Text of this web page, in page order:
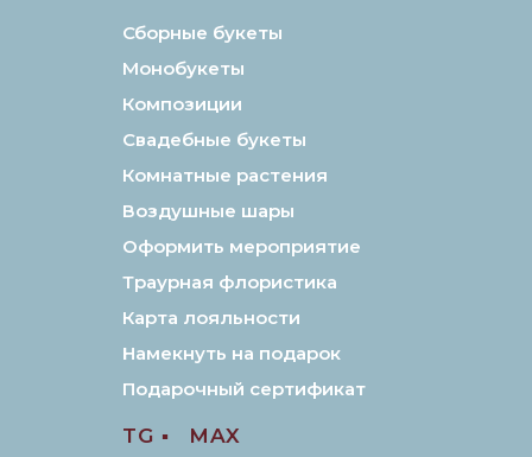
Свадебные букеты
Композиции
Монобукеты
Сборные букеты
Комнатные растения
Воздушные шары
Траурная флористика
Оформить мероприятие
Подарочный сертификат
Намекнуть на подарок
Карта лояльности
TG ▪️
MAX